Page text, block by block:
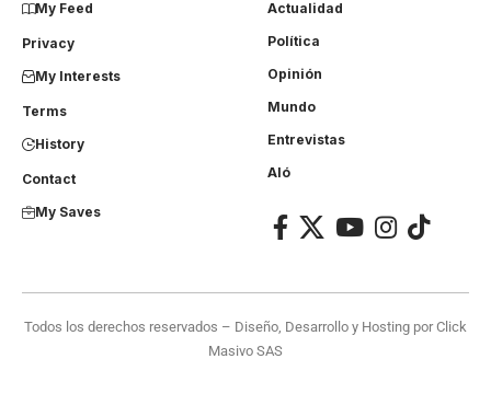
My Feed
Privacy
My Interests
Terms
History
Contact
My Saves
Actualidad
Política
Opinión
Mundo
Entrevistas
Aló
Todos los derechos reservados – Diseño, Desarrollo y Hosting porClick
Masivo SAS